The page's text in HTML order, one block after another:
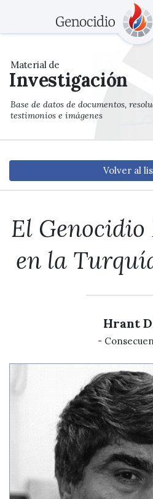
Material de
Investigación
Base de datos de documentos,
testimonios e imágenes
Volver al
El
en la
Hrant
-